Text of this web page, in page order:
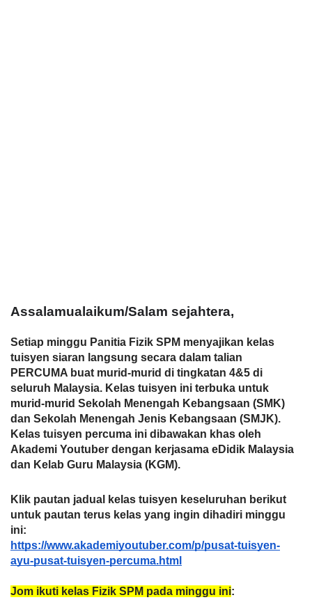
Assalamualaikum/Salam sejahtera,
Setiap minggu Panitia Fizik SPM menyajikan kelas
tuisyen siaran langsung secara dalam talian
PERCUMA buat murid-murid di tingkatan 4&5 di
seluruh Malaysia. Kelas tuisyen ini terbuka untuk
murid-murid Sekolah Menengah Kebangsaan (SMK)
dan Sekolah Menengah Jenis Kebangsaan (SMJK).
Kelas tuisyen percuma ini dibawakan khas oleh
Akademi Youtuber dengan kerjasama eDidik Malaysia
dan Kelab Guru Malaysia (KGM).
Klik pautan jadual kelas tuisyen keseluruhan berikut
untuk pautan terus kelas yang ingin dihadiri minggu
ini:
https://www.akademiyoutuber.com/p/pusat-tuisyen-
ayu-pusat-tuisyen-percuma.html
Jom ikuti kelas Fizik SPM pada minggu ini: